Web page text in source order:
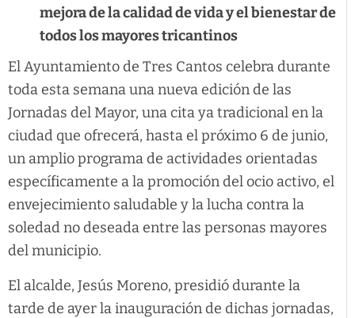
mejora de la calidad de vida y el bienestar de
todos los mayores tricantinos
El Ayuntamiento de Tres Cantos celebra durante
toda esta semana una nueva edición de las
Jornadas del Mayor, una cita ya tradicional en la
ciudad que ofrecerá, hasta el próximo 6 de junio,
un amplio programa de actividades orientadas
específicamente a la promoción del ocio activo, el
envejecimiento saludable y la lucha contra la
soledad no deseada entre las personas mayores
del municipio.
El alcalde, Jesús Moreno, presidió durante la
tarde de ayer la inauguración de dichas jornadas,